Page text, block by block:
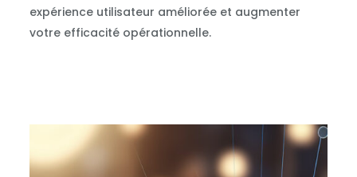
expérience utilisateur améliorée et augmenter
votre efficacité opérationnelle.